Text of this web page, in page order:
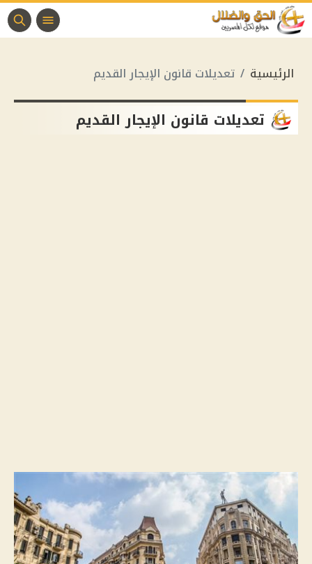
الرئيسية تعديلات قانون الإيجار القديم
تعديلات قانون الإيجار القديم